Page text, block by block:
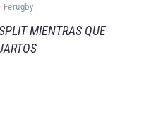
Ferugby
MIENTRAS QUE